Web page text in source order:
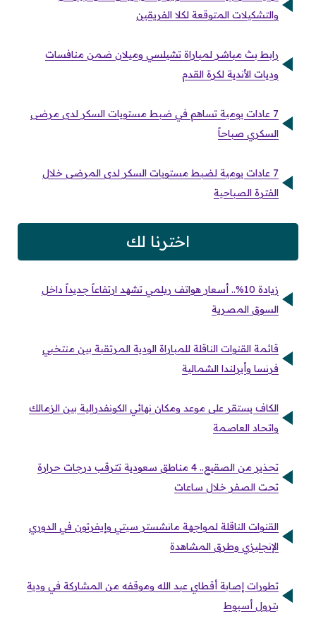
والتشكيلات المتوقعة لكلا الفريقين
رابط بث مباشر لمباراة تشيلسي وميلان ضمن منافسات
وديات الأندية لكرة القدم
7 عادات يومية تساهم في ضبط مستويات السكر لدى مرضى
السكري صباحاً
7 عادات يومية لضبط مستويات السكر لدى المرضى خلال
الفترة الصباحية
اخترنا لك
زيادة 10%.. أسعار هواتف ريلمي تشهد ارتفاعاً جديداً داخل
السوق المصرية
قائمة القنوات الناقلة للمباراة الودية المرتقبة بين منتخبي
فرنسا وأيرلندا الشمالية
الكاف يستقر على موعد ومكان نهائي الكونفدرالية بين الزمالك
واتحاد العاصمة
تحذير من الصقيع.. 4 مناطق سعودية تترقب درجات حرارة
تحت الصفر خلال ساعات
القنوات الناقلة لمواجهة مانشستر سيتي وإيفرتون في الدوري
الإنجليزي وطرق المشاهدة
تطورات إصابة أقطاي عبد الله وموقفه من المشاركة في ودية
بترول أسيوط